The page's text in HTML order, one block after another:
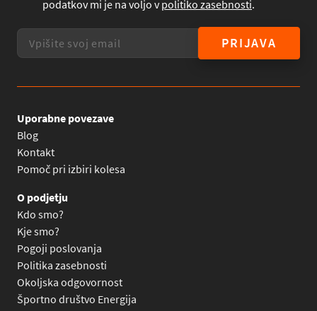
podatkov mi je na voljo vpolitiko zasebnosti.
PRIJAVA
Uporabne povezave
Blog
Kontakt
Pomoč pri izbiri kolesa
O podjetju
Kdo smo?
Kje smo?
Pogoji poslovanja
Politika zasebnosti
Okoljska odgovornost
Športno društvo Energija